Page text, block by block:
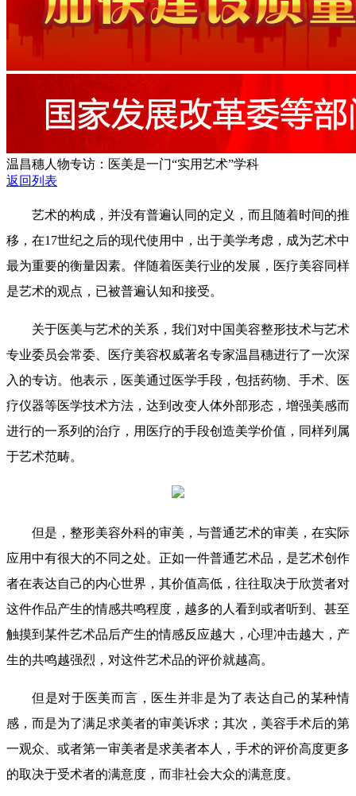
温昌穗人物专访：医美是一门“实用艺术”学科
返回列表
艺术的构成，并没有普遍认同的定义，而且随着时间的推
移，在17世纪之后的现代使用中，出于美学考虑，成为艺术中
最为重要的衡量因素。伴随着医美行业的发展，医疗美容同样
是艺术的观点，已被普遍认知和接受。
关于医美与艺术的关系，我们对中国美容整形技术与艺术
专业委员会常委、医疗美容权威著名专家温昌穗进行了一次深
入的专访。他表示，医美通过医学手段，包括药物、手术、医
疗仪器等医学技术方法，达到改变人体外部形态，增强美感而
进行的一系列的治疗，用医疗的手段创造美学价值，同样列属
于艺术范畴。
但是，整形美容外科的审美，与普通艺术的审美，在实际
应用中有很大的不同之处。正如一件普通艺术品，是艺术创作
者在表达自己的内心世界，其价值高低，往往取决于欣赏者对
这件作品产生的情感共鸣程度，越多的人看到或者听到、甚至
触摸到某件艺术品后产生的情感反应越大，心理冲击越大，产
生的共鸣越强烈，对这件艺术品的评价就越高。
但是对于医美而言，医生并非是为了表达自己的某种情
感，而是为了满足求美者的审美诉求；其次，美容手术后的第
一观众、或者第一审美者是求美者本人，手术的评价高度更多
的取决于受术者的满意度，而非社会大众的满意度。